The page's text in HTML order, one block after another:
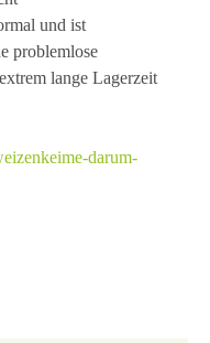
und ist
problemlose
lange Lagerzeit
darum-